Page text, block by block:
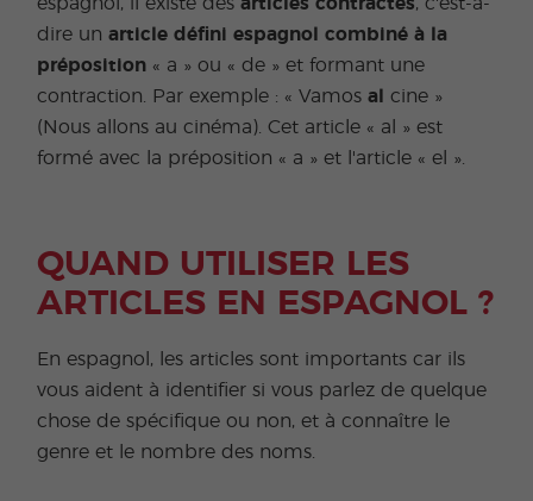
dire unarticle défini espagnol combiné à la
préposition « a » ou « de » et formant une
contraction. Par exemple : « Vamosal
cine »
(Nous allons au cinéma). Cet article « al » est
formé avec la préposition « a » et l'article « el ».
QUAND UTILISER LES
ARTICLES EN ESPAGNOL ?
En espagnol, les articles sont importants car ils
vous aident à identifier si vous parlez de quelque
chose de spécifique ou non, et à connaître le
genre et le nombre des noms.